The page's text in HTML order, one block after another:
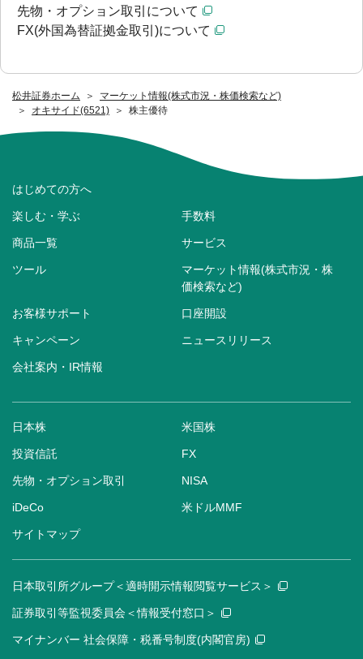
松井証券ホーム
マーケット情報(株式市況・株価検索など)
オキサイド(6521)
株主優待
先物・オプション取引について
FX(外国為替証拠金取引)について
はじめての方へ
楽しむ・学ぶ 手数料
商品一覧 サービス
ツール
マーケット情報(株式市況・株
価検索など)
お客様サポート 口座開設
キャンペーン ニュースリリース
会社案内・IR情報
日本株 米国株
投資信託 FX
先物・オプション取引 NISA
iDeCo 米ドルMMF
サイトマップ
日本取引所グループ＜適時開示情報閲覧サービス＞
証券取引等監視委員会＜情報受付窓口＞
マイナンバー 社会保障・税番号制度(内閣官房)